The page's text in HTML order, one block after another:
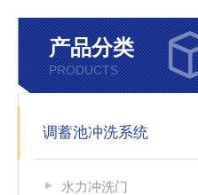
产品分类
PRODUCTS
调蓄池冲洗系统
水力冲洗门